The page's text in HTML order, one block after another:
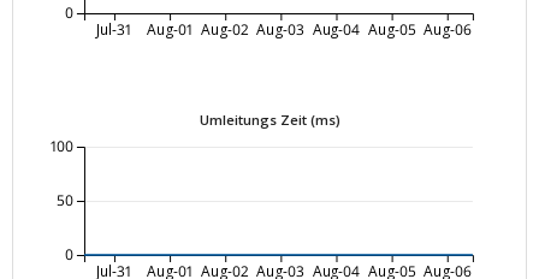
Jul-31 Aug-01 Aug-02 Aug-03 Aug-04 Aug-05 Aug-06
0
Umleitungs Zeit (ms)
Jul-31 Aug-01 Aug-02 Aug-03 Aug-04 Aug-05 Aug-06
0
50
100